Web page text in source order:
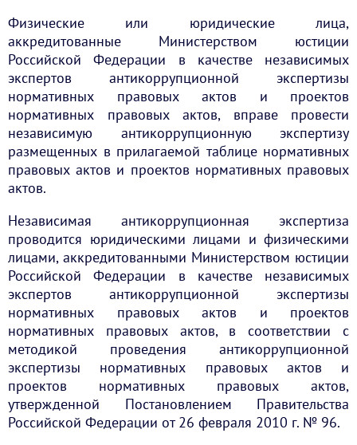
Физические или юридические лица,
аккредитованные Министерством юстиции
Российской Федерации в качестве независимых
экспертов антикоррупционной экспертизы
нормативных правовых актов и проектов
нормативных правовых актов, вправе провести
независимую антикоррупционную экспертизу
размещенных в прилагаемой таблице нормативных
правовых актов и проектов нормативных правовых
актов.
Независимая антикоррупционная экспертиза
проводится юридическими лицами и физическими
лицами, аккредитованными Министерством юстиции
Российской Федерации в качестве независимых
экспертов антикоррупционной экспертизы
нормативных правовых актов и проектов
нормативных правовых актов, в соответствии с
методикой проведения антикоррупционной
экспертизы нормативных правовых актов и
проектов нормативных правовых актов,
утвержденной Постановлением Правительства
Российской Федерации от 26 февраля 2010 г. № 96.